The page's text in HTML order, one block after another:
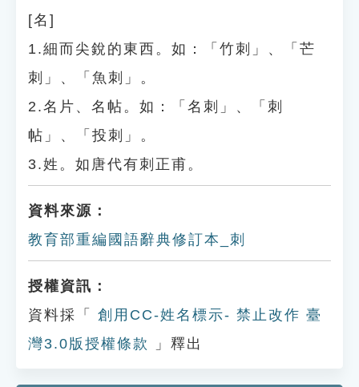
[名]
1.細而尖銳的東西。如：「竹刺」、「芒
刺」、「魚刺」。
2.名片、名帖。如：「名刺」、「刺
帖」、「投刺」。
3.姓。如唐代有刺正甫。
資料來源：
教育部重編國語辭典修訂本_刺
授權資訊：
資料採「
創用CC-姓名標示- 禁止改作 臺
灣3.0版授權條款
」釋出